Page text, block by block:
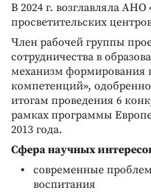
В 2024 г. возглавляла
просветительских
Член рабочей группы
сотрудничества в
механизм формирования
компетенций»,
итогам проведения 6
рамках программы
2013 года.
Сфера научных
современные
воспитания